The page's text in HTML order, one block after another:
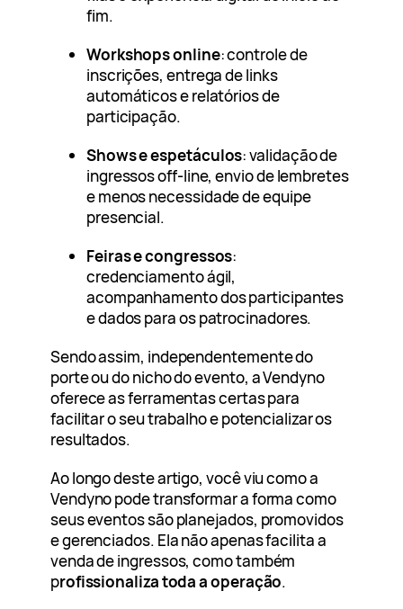
fim.
Workshops online: controle de
inscrições, entrega de links
automáticos e relatórios de
participação.
Shows e espetáculos: validação de
ingressos off-line, envio de lembretes
e menos necessidade de equipe
presencial.
Feiras e congressos:
credenciamento ágil,
acompanhamento dos participantes
e dados para os patrocinadores.
Sendo assim, independentemente do
porte ou do nicho do evento, a Vendyno
oferece as ferramentas certas para
facilitar o seu trabalho e potencializar os
resultados.
Ao longo deste artigo, você viu como a
Vendyno pode transformar a forma como
seus eventos são planejados, promovidos
e gerenciados. Ela não apenas facilita a
venda de ingressos, como também
profissionaliza toda a operação.